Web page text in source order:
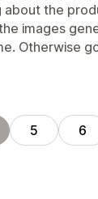
about the
images
Otherwise
5 6